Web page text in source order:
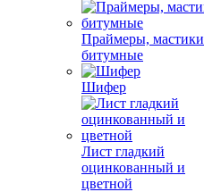
Праймеры, мастики
битумные
Шифер
Лист гладкий
оцинкованный и
цветной